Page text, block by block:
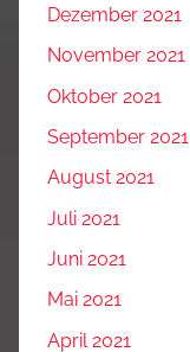
Dezember 2021
November 2021
Oktober 2021
September 2021
August 2021
Juli 2021
Juni 2021
Mai 2021
April 2021